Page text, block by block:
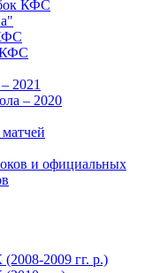
КФС
КФС
2021
– 2020
и официальных
2009 гг. р.)